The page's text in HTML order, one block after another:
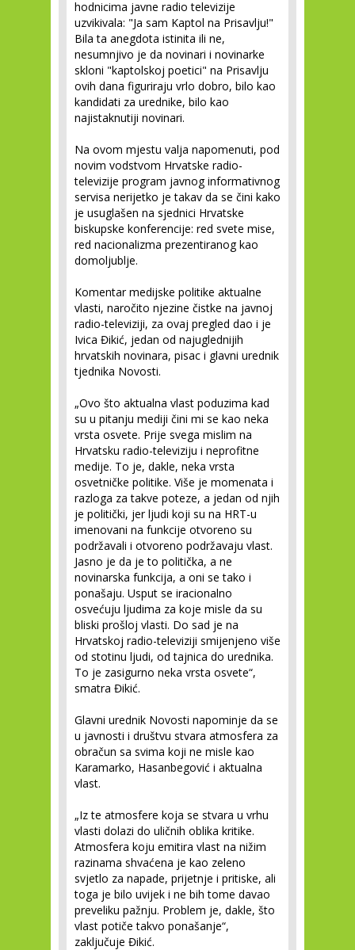
hodnicima javne radio televizije
uzvikivala: "Ja sam Kaptol na Prisavlju!"
Bila ta anegdota istinita ili ne,
nesumnjivo je da novinari i novinarke
skloni "kaptolskoj poetici" na Prisavlju
ovih dana figuriraju vrlo dobro, bilo kao
kandidati za urednike, bilo kao
najistaknutiji novinari.
Na ovom mjestu valja napomenuti, pod
novim vodstvom Hrvatske radio-
televizije program javnog informativnog
servisa nerijetko je takav da se čini kako
je usuglašen na sjednici Hrvatske
biskupske konferencije: red svete mise,
red nacionalizma prezentiranog kao
domoljublje.
Komentar medijske politike aktualne
vlasti, naročito njezine čistke na javnoj
radio-televiziji, za ovaj pregled dao i je
Ivica Đikić, jedan od najuglednijih
hrvatskih novinara, pisac i glavni urednik
tjednika Novosti.
„Ovo što aktualna vlast poduzima kad
su u pitanju mediji čini mi se kao neka
vrsta osvete. Prije svega mislim na
Hrvatsku radio-televiziju i neprofitne
medije. To je, dakle, neka vrsta
osvetničke politike. Više je momenata i
razloga za takve poteze, a jedan od njih
je politički, jer ljudi koji su na HRT-u
imenovani na funkcije otvoreno su
podržavali i otvoreno podržavaju vlast.
Jasno je da je to politička, a ne
novinarska funkcija, a oni se tako i
ponašaju. Usput se iracionalno
osvećuju ljudima za koje misle da su
bliski prošloj vlasti. Do sad je na
Hrvatskoj radio-televiziji smijenjeno više
od stotinu ljudi, od tajnica do urednika.
To je zasigurno neka vrsta osvete“,
smatra Đikić.
Glavni urednik Novosti napominje da se
u javnosti i društvu stvara atmosfera za
obračun sa svima koji ne misle kao
Karamarko, Hasanbegović i aktualna
vlast.
„Iz te atmosfere koja se stvara u vrhu
vlasti dolazi do uličnih oblika kritike.
Atmosfera koju emitira vlast na nižim
razinama shvaćena je kao zeleno
svjetlo za napade, prijetnje i pritiske, ali
toga je bilo uvijek i ne bih tome davao
preveliku pažnju. Problem je, dakle, što
vlast potiče takvo ponašanje“,
zaključuje Đikić.